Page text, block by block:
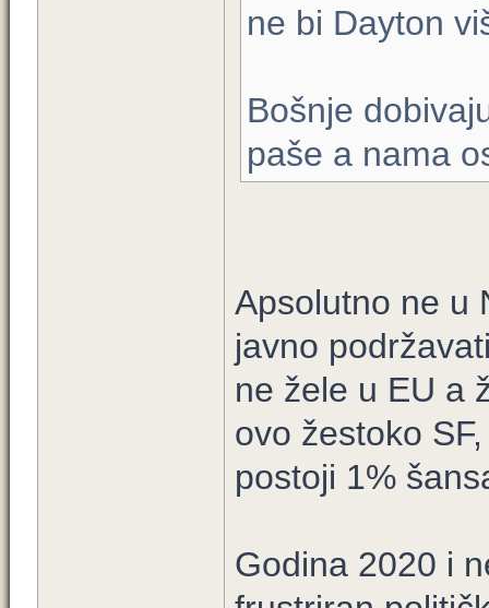
ne bi Dayton
Bošnje
paše a nama
Apsolutno ne u
javno
ne žele u EU a
ovo žestoko
postoji 1%
Godina 2020 i